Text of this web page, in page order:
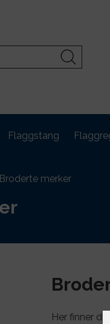
Flaggstang
Broderte merker
Her finner